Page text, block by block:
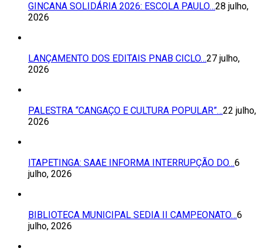
GINCANA SOLIDÁRIA 2026: ESCOLA PAULO…28 julho,
2026
LANÇAMENTO DOS EDITAIS PNAB CICLO…27 julho,
2026
PALESTRA “CANGAÇO E CULTURA POPULAR”…22 julho,
2026
ITAPETINGA: SAAE INFORMA INTERRUPÇÃO DO…6
julho, 2026
BIBLIOTECA MUNICIPAL SEDIA II CAMPEONATO…6
julho, 2026